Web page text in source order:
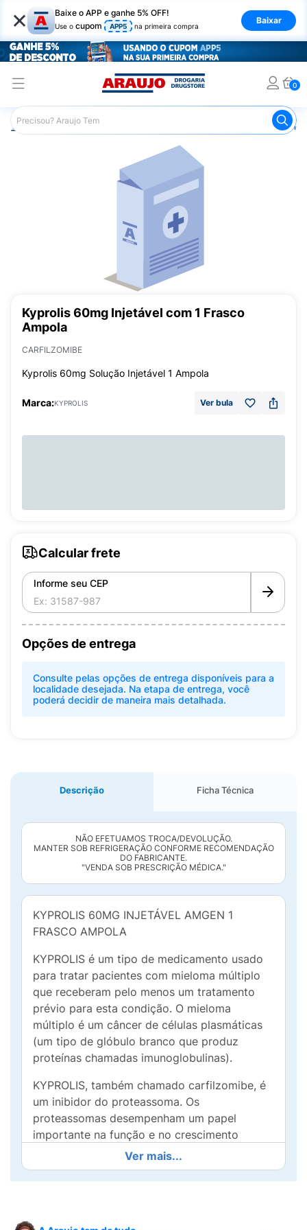
× Baixe o APP e ganhe 5% OFF!
Use o cupom APP5 na primeira compra
Baixar
0
Araujo Medicamentos
Kyprolis 60mg Injetável com 1 Frasco
Ampola
CARFILZOMIBE
Kyprolis 60mg Solução Injetável 1 Ampola
Marca:KYPROLIS Ver bula
Calcular frete
Informe seu CEP
Opções de entrega
Consulte pelas opções de entrega disponíveis para a
localidade desejada. Na etapa de entrega, você
poderá decidir de maneira mais detalhada.
Descrição Ficha Técnica
NÃO EFETUAMOS TROCA/DEVOLUÇÃO.
MANTER SOB REFRIGERAÇÃO CONFORME RECOMENDAÇÃO
DO FABRICANTE.
"VENDA SOB PRESCRIÇÃO MÉDICA."
KYPROLIS 60MG INJETÁVEL AMGEN 1
FRASCO AMPOLA
KYPROLIS é um tipo de medicamento usado
para tratar pacientes com mieloma múltiplo
que receberam pelo menos um tratamento
prévio para esta condição. O mieloma
múltiplo é um câncer de células plasmáticas
(um tipo de glóbulo branco que produz
proteínas chamadas imunoglobulinas).
KYPROLIS, também chamado carfilzomibe, é
um inibidor do proteassoma. Os
proteassomas desempenham um papel
importante na função e no crescimento
celular por degradarem proteínas que estão
danificadas ou que não são mais necessárias.
KYPROLIS bloqueia os proteassomas, o que
Ver mais...